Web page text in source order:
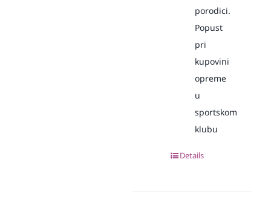
porodici.
Popust
pri
kupovini
opreme
u
sportskom
klubu
Details